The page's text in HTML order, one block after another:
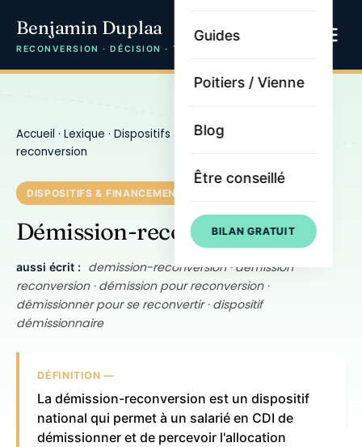
Benjamin Duplaa
RECONVERSION · DÉCISION · TRAJECTOIRE
Guides
Poitiers / Vienne
Blog
Être conseillé
BILAN GRATUIT
Accueil · Lexique · Dispositifs & financement
reconversion
DISPOSITIFS & FINANCEMENT
Démission-reconversion
aussi écrit :
demission-reconversion · démission
reconversion · démission pour reconversion ·
démissionner pour se reconvertir · dispositif
démissionnaire
DÉFINITION —
La démission-reconversion est un dispositif
national qui permet à un salarié en CDI de
démissionner et de percevoir l'allocation